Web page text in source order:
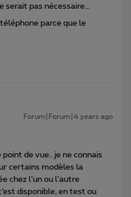
serait pas nécessaire…
parce que le
Forum|Forum|4 years ago
de vue.. je ne connais
certains modèles la
chez l’un ou l’autre
disponible, en test ou